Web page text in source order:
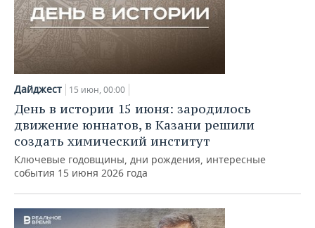
Дайджест 15 июн, 00:00
День в истории 15 июня: зародилось
движение юннатов, в Казани решили
создать химический институт
Ключевые годовщины, дни рождения, интересные
события 15 июня 2026 года